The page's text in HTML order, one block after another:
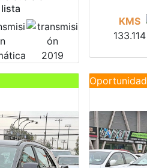
2019
KMS
133.114
Oportunidad